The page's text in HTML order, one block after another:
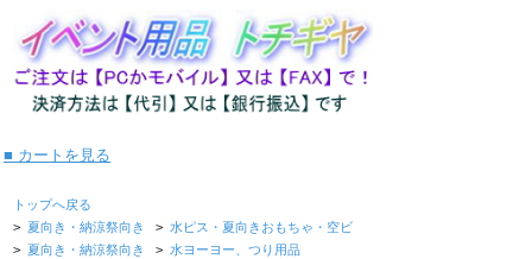
■ カートを見る
トップへ戻る
> 夏向き・納涼祭向き > 水ピス・夏向きおもちゃ・空ビ
> 夏向き・納涼祭向き > 水ヨーヨー、つり用品